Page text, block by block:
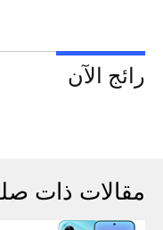
رائج الآن
مقالات ذات